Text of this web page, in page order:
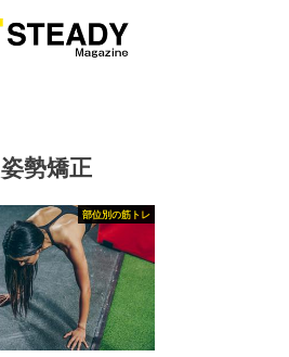
姿勢矯正
部位別の筋トレ